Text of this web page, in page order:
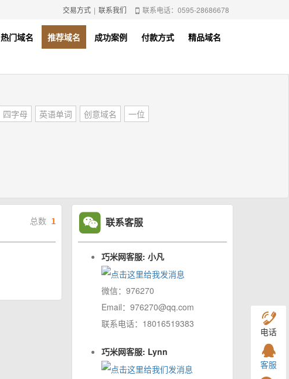
联系电话：0595-28686678
交易方式 | 联系我们
热门域名 推荐域名 成功案例 付款方式 精品域名
四字母 英语单词 创意域名
一位
总数 1 联系客服
巧米网客服: 小凡
微信：976270
Email：976270@qq.com
联系电话：18016519383
巧米网客服: Lynn
电话
客服